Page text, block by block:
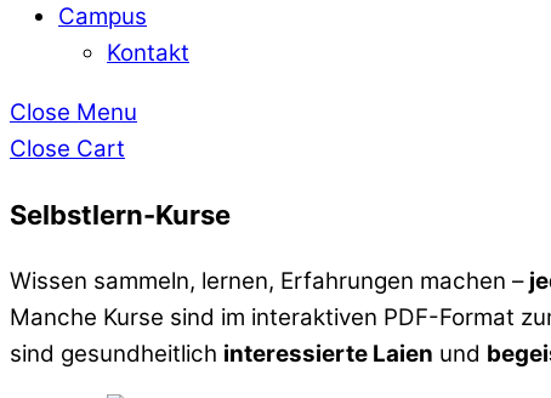
Campus
Kontakt
Close Menu
Close Cart
Selbstlern-Kurse
Wissen sammeln, lernen, Erfahrungen machen –
Manche Kurse sind im interaktiven PDF-Format
sind gesundheitlich interessierte Laien und